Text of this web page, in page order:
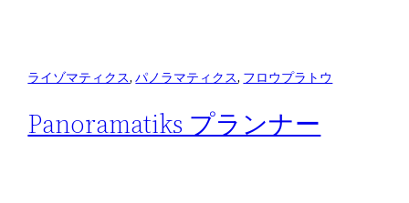
ライゾマティクス, パノラマティクス, フロウプラトウ
Panoramatiks プランナー